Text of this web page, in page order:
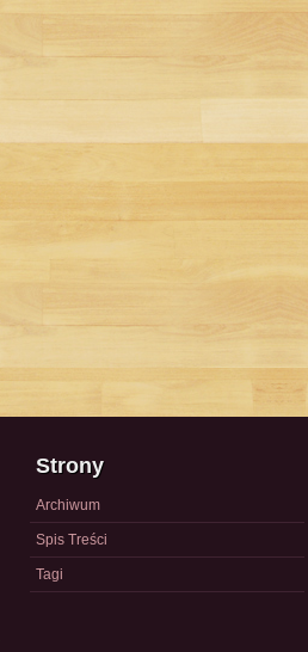
Strony
Archiwum
Spis Treści
Tagi